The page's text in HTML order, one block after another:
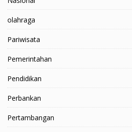
olahraga
Pariwisata
Pemerintahan
Pendidikan
Perbankan
Pertambangan